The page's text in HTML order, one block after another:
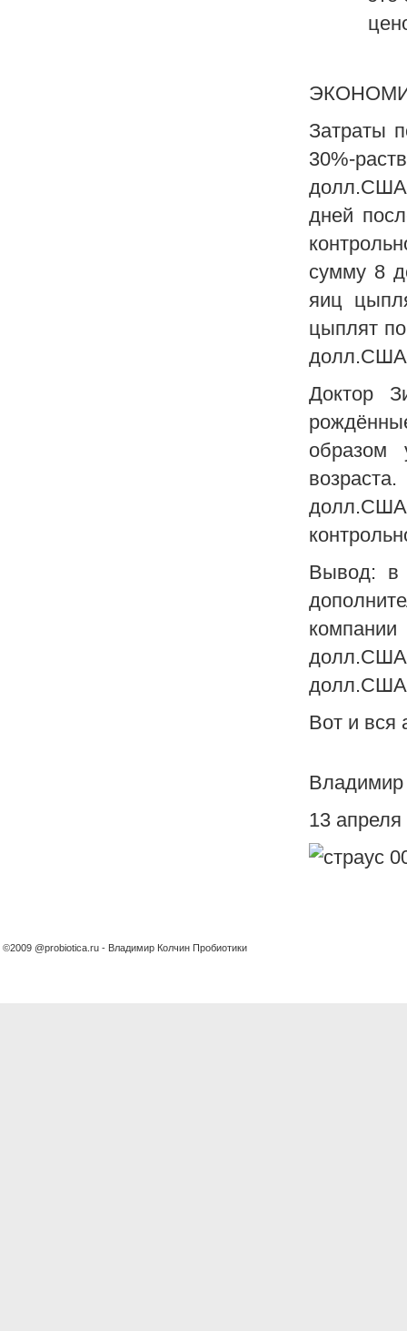
Затраты
30%-
дней
сумму 8
яиц
цыплят
Доктор
образом
Вывод: в
долл.США
Вот и вся
13 апреля
©2009 @probiotica.ru - Владимир Колчин Пробиотики